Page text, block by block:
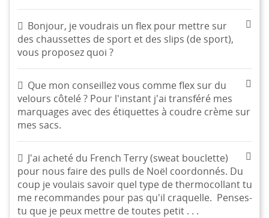
Bonjour, je voudrais un flex pour mettre sur
des chaussettes de sport et des slips (de sport),
vous proposez quoi ?
Que mon conseillez vous comme flex sur du
velours côtelé ? Pour l'instant j'ai transféré mes
marquages avec des étiquettes à coudre crème sur
mes sacs.
J'ai acheté du French Terry (sweat bouclette)
pour nous faire des pulls de Noël coordonnés. Du
coup je voulais savoir quel type de thermocollant tu
me recommandes pour pas qu'il craquelle. Penses-
tu que je peux mettre de toutes petit . . .